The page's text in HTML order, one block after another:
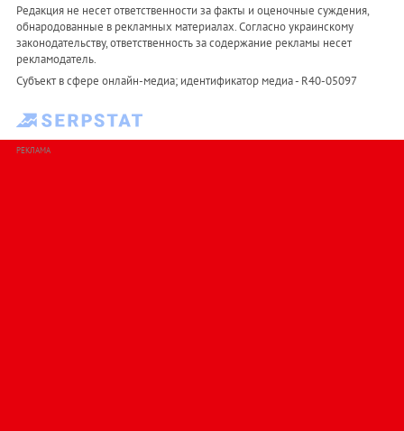
Редакция не несет ответственности за факты и оценочные суждения,
обнародованные в рекламных материалах. Согласно украинскому
законодательству, ответственность за содержание рекламы несет
рекламодатель.
Субъект в сфере онлайн-медиа; идентификатор медиа - R40-05097
РЕКЛАМА